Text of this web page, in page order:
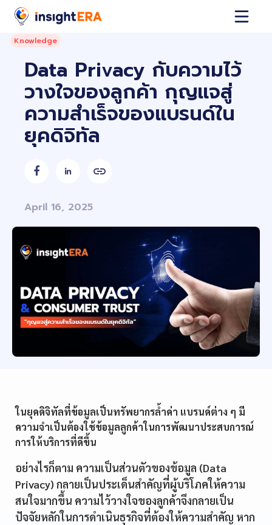
Knowledge
Data Privacy กับความไว้
วางใจของลูกค้า กุญแจสู่
ความสำเร็จของแบรนด์ใน
ยุคดิจิทัล
 
April 16, 2025
ในยุคดิจิทัลที่ข้อมูลเป็นทรัพยากรล้ำค่า แบรนด์ต่าง ๆ มี
ความจำเป็นต้องใช้ข้อมูลลูกค้าในการพัฒนาประสบการณ์
การให้บริการที่ดีขึ้น
อย่างไรก็ตาม ความเป็นส่วนตัวของข้อมูล (Data
Privacy) กลายเป็นประเด็นสำคัญที่ผู้บริโภคให้ความ
สนใจมากขึ้น ความไว้วางใจของลูกค้าจึงกลายเป็น
ปัจจัยหลักในการดำเนินธุรกิจที่ต้องให้ความสำคัญ หาก